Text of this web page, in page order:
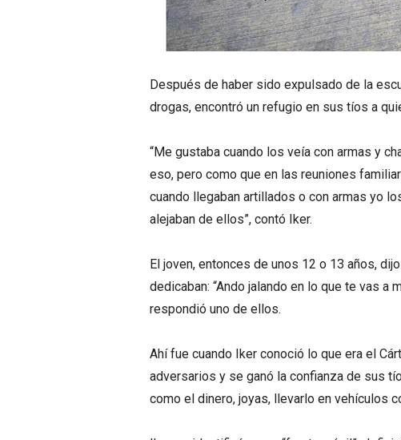
Después de haber sido expulsado de la
drogas, encontró un refugio en sus tíos a
“Me gustaba cuando los veía con armas y
eso, pero como que en las reuniones
cuando llegaban artillados o con armas yo
alejaban de ellos”, contó Iker.
El joven, entonces de unos 12 o 13 años,
dedicaban: “Ando jalando en lo que te vas a
respondió uno de ellos.
Ahí fue cuando Iker conoció lo que era el
adversarios y se ganó la confianza de sus
como el dinero, joyas, llevarlo en vehículos